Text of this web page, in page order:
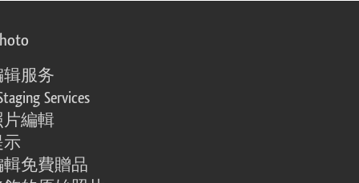
辑服务
Services
片編輯
示
輯免費贈品